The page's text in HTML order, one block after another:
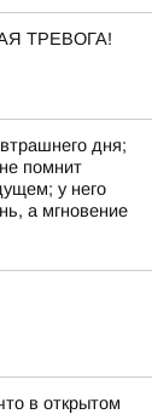
ТРЕВОГА!
дня;
помнит
у него
а мгновение
в открытом